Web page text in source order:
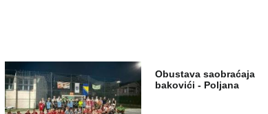
Obustava saobraćaja
bakovići - Poljana